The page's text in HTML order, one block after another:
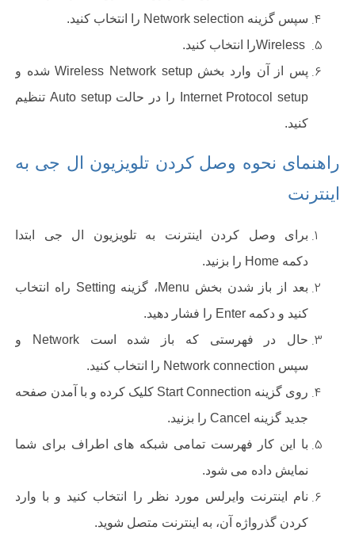
سپس گزینه Network selection را انتخاب کنید.
Wirelessرا انتخاب کنید.
پس از آن وارد بخشWireless Network setupشده و
Internet Protocol setup
را در حالتAuto setup تنظیم
کنید.
راهنمای نحوه وصل کردن تلویزیون ال جی به
اینترنت
برای وصل کردن اینترنت به تلویزیون ال جی ابتدا
دکمه Home را بزنید.
بعد از باز شدن بخش Menu، گزینه Setting راه انتخاب
کنید و دکمه Enter را فشار دهید.
حال در فهرستی که باز شده است Network و
سپس Network connection را انتخاب کنید.
روی گزینه Start Connection کلیک کرده و با آمدن صفحه
جدید گزینه Cancel را بزنید.
با این کار فهرست تمامی شبکه های اطراف برای شما
نمایش داده می شود.
نام اینترنت وایرلس مورد نظر را انتخاب کنید و با وارد
کردن گذرواژه آن، به اینترنت متصل شوید.